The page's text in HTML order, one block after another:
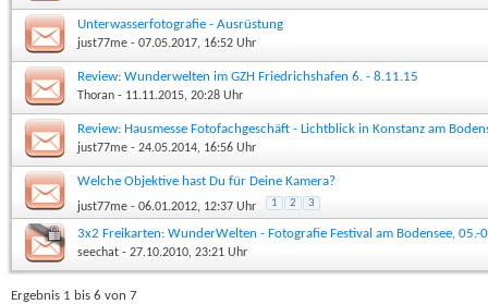
Unterwasserfotografie - Ausrüstung
just77me - 07.05.2017, 16:52 Uhr
Review: Wunderwelten im GZH Friedrichshafen 6. - 8.11.15
Thoran - 11.11.2015, 20:28 Uhr
Review: Hausmesse Fotofachgeschäft - Lichtblick in Konstanz am
22.05.2014
just77me - 24.05.2014, 16:56 Uhr
Welche Objektive hast Du für Deine Kamera?
just77me - 06.01.2012, 12:37 Uhr 1 2 3
3x2 Freikarten: WunderWelten - Fotografie Festival am Bodensee, 05.-
seechat - 27.10.2010, 23:21 Uhr
Ergebnis 1 bis 6 von 7